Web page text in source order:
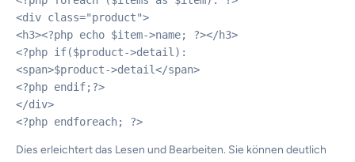
<div class="product">
<h3><?php echo $item->name; ?></h3>
<?php if($product->detail):
<span>$product->detail</span>
<?php endif;?>
</div>
Dies erleichtert das Lesen und Bearbeiten. Sie können deutlich